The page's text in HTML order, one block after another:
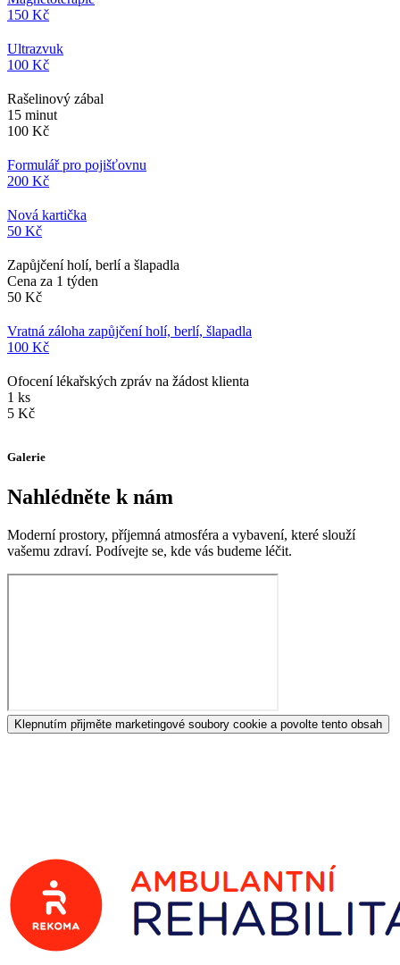
150 Kč
Ultrazvuk
100 Kč
Rašelinový zábal
15 minut
100 Kč
Formulář pro pojišťovnu
200 Kč
Nová kartička
50 Kč
Zapůjčení holí, berlí a šlapadla
Cena za 1 týden
50 Kč
Vratná záloha zapůjčení holí, berlí, šlapadla
100 Kč
Ofocení lékařských zpráv na žádost klienta
1 ks
5 Kč
Galerie
Nahlédněte k nám
Moderní prostory, příjemná atmosféra a vybavení, které slouží
vašemu zdraví. Podívejte se, kde vás budeme léčit.
Klepnutím přijměte marketingové soubory cookie a povolte tento obsah